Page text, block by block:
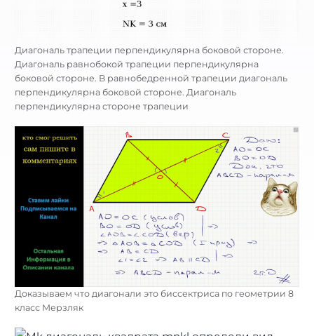
Диагональ трапеции перпендикулярна боковой стороне.
Диагональ равнобокой трапеции перпендикулярна
боковой стороне. В равнобедренной трапеции диагональ
перпендикулярна боковой стороне. Диагональ
перпендикулярна стороне трапеции
Доказываем что диагонали это биссектриса по геометрии 8
класс Мерзляк